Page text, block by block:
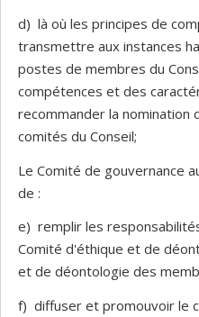
d) là où les principes de
transmettre aux instances
postes de membres du
compétences et des
recommander la nomination
comités du Conseil;
Le Comité de gouvernance
de :
e) remplir les
Comité d'éthique et de
et de déontologie des
f) diffuser et promouvoir le